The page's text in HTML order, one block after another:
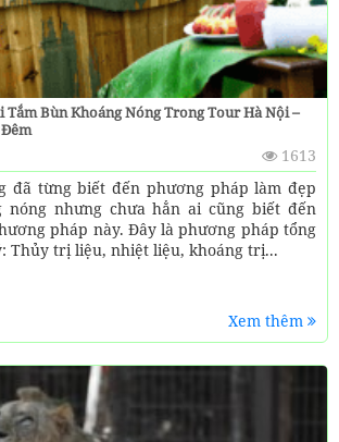
Tắm Bùn Khoáng Nóng Trong Tour Hà Nội –
Đêm
1613
đã từng biết đến phương pháp làm đẹp
nóng nhưng chưa hẳn ai cũng biết đến
pháp này. Đây là phương pháp tổng
Thủy trị liệu, nhiệt liệu, khoáng trị...
Xem thêm